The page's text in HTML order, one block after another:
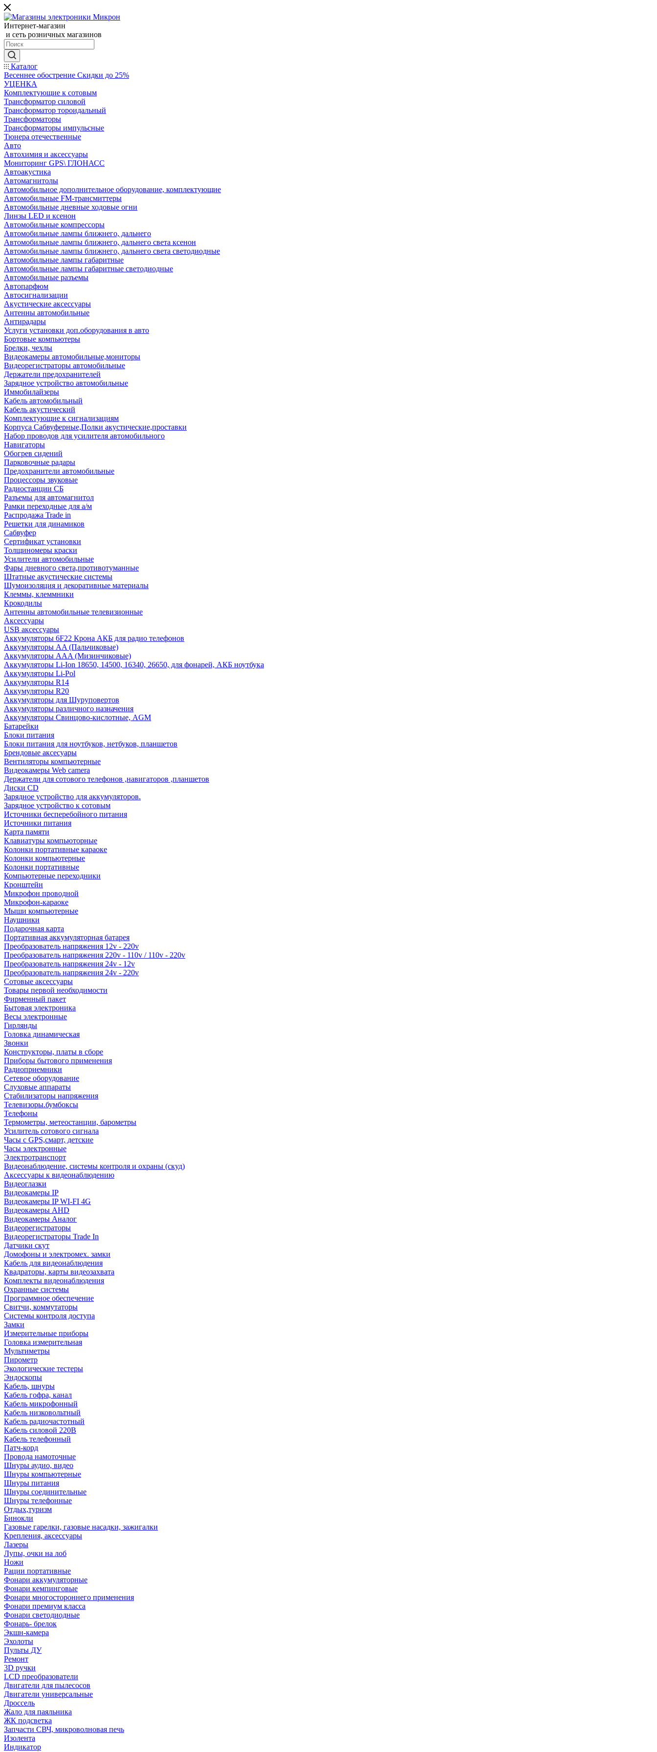
Интернет-магазин
и сеть розничных магазинов
Каталог
Весеннее обострение Скидки до 25%
УЦЕНКА
Комплектующие к сотовым
Трансформатор силовой
Трансформатор тороидальный
Трансформаторы
Трансформаторы импульсные
Тюнера отечественные
Авто
Автохимия и аксессуары
Мониторинг GPS\ ГЛОНАСС
Автоакустика
Автомагнитолы
Автомобильное дополнительное оборудование, комплектующие
Автомобильные FM-трансмиттеры
Автомобильные дневные ходовые огни
Линзы LED и ксенон
Автомобильные компрессоры
Автомобильные лампы ближнего, дальнего
Автомобильные лампы ближнего, дальнего света ксенон
Автомобильные лампы ближнего, дальнего света светодиодные
Автомобильные лампы габаритные
Автомобильные лампы габаритные светодиодные
Автомобильные разъемы
Автопарфюм
Автосигнализации
Акустические аксессуары
Антенны автомобильные
Антирадары
Услуги установки доп.оборудования в авто
Бортовые компьютеры
Брелки, чехлы
Видеокамеры автомобильные,мониторы
Видеорегистраторы автомобильные
Держатели предохранителей
Зарядное устройство автомобильные
Иммобилайзеры
Кабель автомобильный
Кабель акустический
Комплектующие к сигнализациям
Корпуса Сабвуферные,Полки акустические,проставки
Набор проводов для усилителя автомобильного
Навигаторы
Обогрев сидений
Парковочные радары
Предохранители автомобильные
Процессоры звуковые
Радиостанции СБ
Разъемы для автомагнитол
Рамки переходные для а/м
Распродажа Trade in
Решетки для динамиков
Сабвуфер
Сертификат установки
Толщиномеры краски
Усилители автомобильные
Фары дневного света,противотуманные
Штатные акустические системы
Шумоизоляция и декоративные материалы
Клеммы, клеммники
Крокодилы
Антенны автомобильные телевизионные
Аксессуары
USB аксессуары
Аккумуляторы 6F22 Крона АКБ для радио телефонов
Аккумуляторы AA (Пальчиковые)
Аккумуляторы AAA (Мизинчиковые)
Аккумуляторы Li-Ion 18650, 14500, 16340, 26650, для фонарей, АКБ ноутбука
Аккумуляторы Li-Pol
Аккумуляторы R14
Аккумуляторы R20
Аккумуляторы для Шуруповертов
Аккумуляторы различного назначения
Аккумуляторы Свинцово-кислотные, AGM
Батарейки
Блоки питания
Блоки питания для ноутбуков, нетбуков, планшетов
Брендовые аксесуары
Вентиляторы компьютерные
Видеокамеры Web camera
Держатели для сотового телефонов ,навигаторов ,планшетов
Диски CD
Зарядное устройство для аккумуляторов.
Зарядное устройство к сотовым
Источники бесперебойного питания
Источники питания
Карта памяти
Клавиатуры компьюторные
Колонки портативные караоке
Колонки компьютерные
Колонки портативные
Компьютерные переходники
Кронштейн
Микрофон проводной
Микрофон-караоке
Мыши компьютерные
Наушники
Подарочная карта
Портативная аккумуляторная батарея
Преобразователь напряжения 12v - 220v
Преобразователь напряжения 220v - 110v / 110v - 220v
Преобразователь напряжения 24v - 12v
Преобразователь напряжения 24v - 220v
Сотовые аксессуары
Товары первой необходимости
Фирменный пакет
Бытовая электроника
Весы электронные
Гирлянды
Головка динамическая
Звонки
Конструкторы, платы в сборе
Приборы бытового применения
Радиоприемники
Сетевое оборудование
Слуховые аппараты
Стабилизаторы напряжения
Телевизоры.бумбоксы
Телефоны
Термометры, метеостанции, барометры
Усилитель сотового сигнала
Часы с GPS,смарт, детские
Часы электронные
Электротранспорт
Видеонаблюдение, системы контроля и охраны (скуд)
Аксессуары к видеонаблюдению
Видеоглазки
Видеокамеры IP
Видеокамеры IP WI-FI 4G
Видеокамеры AHD
Видеокамеры Аналог
Видеорегистраторы
Видеорегистраторы Trade In
Датчики скут
Домофоны и электромех. замки
Кабель для видеонаблюдения
Квадраторы, карты видеозахвата
Комплекты видеонаблюдения
Охранные системы
Программное обеспечение
Свитчи, коммутаторы
Системы контроля доступа
Замки
Измерительные приборы
Головка измерительная
Мультиметры
Пирометр
Экологические тестеры
Эндоскопы
Кабель, шнуры
Кабель гофра, канал
Кабель микрофонный
Кабель низковольтный
Кабель радиочастотный
Кабель силовой 220В
Кабель телефонный
Патч-корд
Провода намоточные
Шнуры аудио, видео
Шнуры компьютерные
Шнуры питания
Шнуры соединительные
Шнуры телефонные
Отдых,туризм
Бинокли
Газовые гарелки, газовые насадки, зажигалки
Крепления, аксессуары
Лазеры
Лупы, очки на лоб
Ножи
Рации портативные
Фонари аккумуляторные
Фонари кемпинговые
Фонари многостороннего применения
Фонари премиум класса
Фонари светодиодные
Фонарь- брелок
Экшн-камера
Эхолоты
Пульты ДУ
Ремонт
3D ручки
LCD преобразователи
Двигатели для пылесосов
Двигатели универсальные
Дроссель
Жало для паяльника
ЖК подсветка
Запчасти СВЧ, микроволновая печь
Изолента
Индикатор